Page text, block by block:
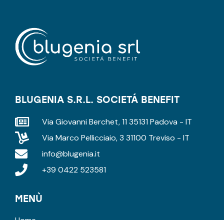
BLUGENIA S.R.L. SOCIETÁ BENEFIT
Via Giovanni Berchet, 11 35131 Padova - IT
Via Marco Pellicciaio, 3 31100 Treviso - IT
info@blugenia.it
+39 0422 523581
MENÙ